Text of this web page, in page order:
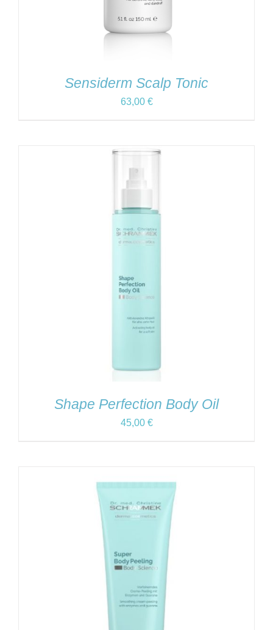
Sensiderm Scalp Tonic
63,00 €
Shape Perfection Body Oil
45,00 €